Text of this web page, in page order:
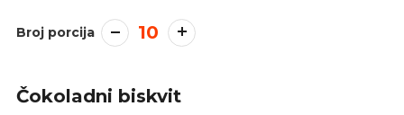
Broj porcija 10
Čokoladni biskvit